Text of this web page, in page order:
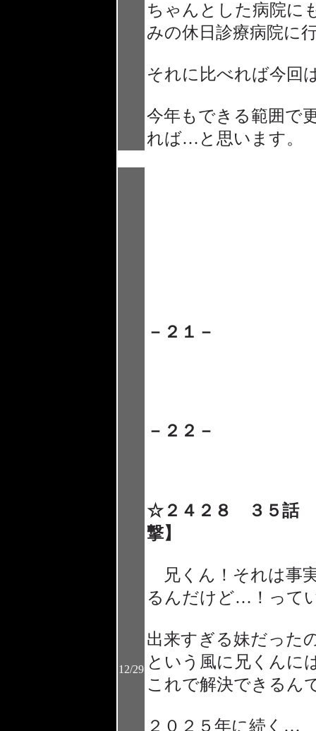
ちゃんとした病院に
みの休日診療病院に
それに比べれば今回
今年もできる範囲で
れば…と思います。
12/29
－２１－
－２２－
☆２４２８ ３５話
撃】
兄くん！それは事
るんだけど…！って
出来すぎる妹だった
という風に兄くんに
これで解決できるん
２０２５年に続く…